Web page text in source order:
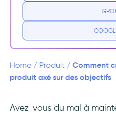
Augmenter la
fonctionnalités clés
Déterminez des
vos utilisateurs)
besoins
Home / Produit / Comment
produit axé sur des objectifs
Avez-vous du mal à